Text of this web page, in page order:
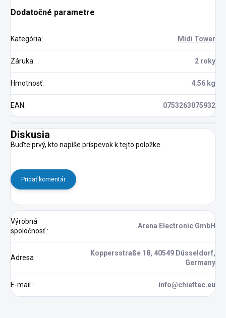
Dodatočné parametre
Kategória: Midi Tower
Záruka: 2 roky
Hmotnosť: 4.56 kg
EAN: 0753263075932
Diskusia
Buďte prvý, kto napíše príspevok k tejto položke.
Pridať komentár
Výrobná
spoločnosť:
Arena Electronic GmbH
Adresa :
Koppersstraße 18, 40549 Düsseldorf,
Germany
E-mail : info@chieftec.eu